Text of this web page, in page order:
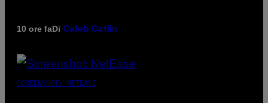
10 ore faDi Caleb Catlin
SCREENSHOT: NETEASE